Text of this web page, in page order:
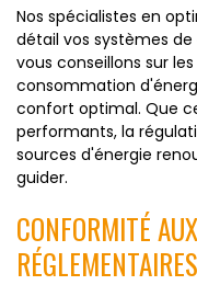
Nos spécialistes en
détail vos systèmes
vous conseillons sur
consommation
confort optimal. Que
performants, la
sources d'énergie
guider.
CONFORMITÉ
RÉGLEMENTAIRES